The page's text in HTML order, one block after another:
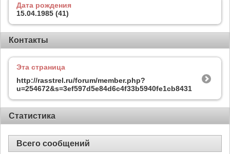
Дата рождения
15.04.1985 (41)
Контакты
Эта страница
http://rasstrel.ru/forum/member.php?
u=254672&s=3ef597d5e84d6c4f33b5940fe1cb8431
Статистика
Всего сообщений